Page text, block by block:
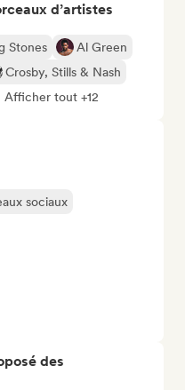
d’artistes
Stones
Al Green
Crosby, Stills & Nash
Afficher tout +12
sociaux
des